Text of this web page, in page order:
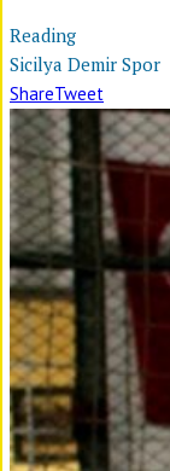
Reading
Sicilya Demir Spor
ShareTweet